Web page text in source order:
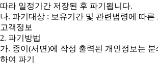
따라 일정기간 저장된 후 파기됩니다.
나. 파기대상 : 보유기간 및 관련법령에 따른
고객정보
2. 파기방법
가. 종이(서면)에 작성 출력된 개인정보는
하여 파기